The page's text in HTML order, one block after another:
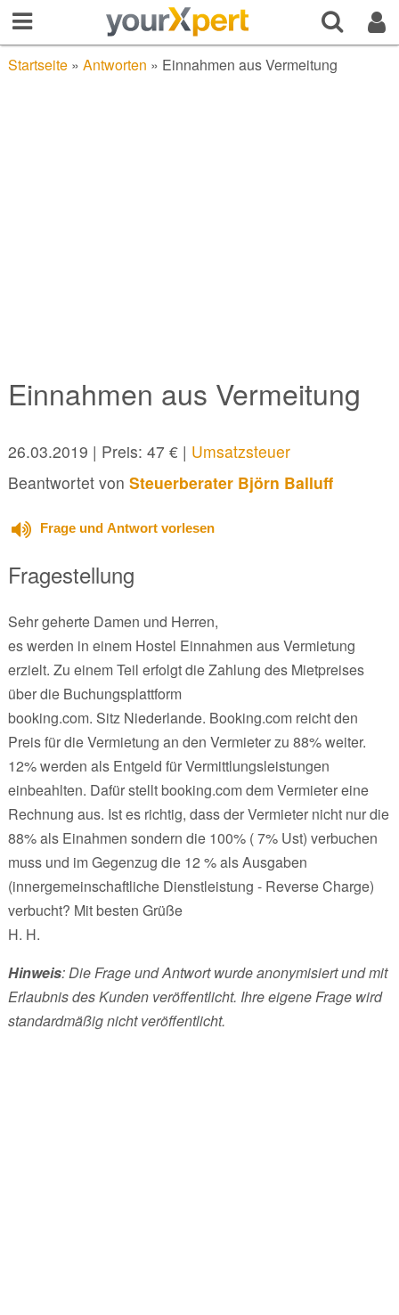
Startseite» Antworten » Einnahmen aus Vermeitung
Einnahmen aus Vermeitung
26.03.2019 | Preis: 47 € | Umsatzsteuer
Beantwortet von Steuerberater Björn Balluff
Frage und Antwort vorlesen
Fragestellung
Sehr geherte Damen und Herren,
es werden in einem Hostel Einnahmen aus Vermietung
erzielt. Zu einem Teil erfolgt die Zahlung des Mietpreises
über die Buchungsplattform
booking.com. Sitz Niederlande. Booking.com reicht den
Preis für die Vermietung an den Vermieter zu 88% weiter.
12% werden als Entgeld für Vermittlungsleistungen
einbeahlten. Dafür stellt booking.com dem Vermieter eine
Rechnung aus. Ist es richtig, dass der Vermieter nicht nur die
88% als Einahmen sondern die 100% ( 7% Ust) verbuchen
muss und im Gegenzug die 12 % als Ausgaben
(innergemeinschaftliche Dienstleistung - Reverse Charge)
verbucht? Mit besten Grüße
H. H.
Hinweis: Die Frage und Antwort wurde anonymisiert und mit
Erlaubnis des Kunden veröffentlicht. Ihre eigene Frage wird
standardmäßig nicht veröffentlicht.